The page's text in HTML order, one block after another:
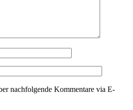
nachfolgende Kommentare via E-